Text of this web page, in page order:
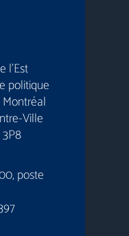
l’Est
politique
Ville
poste